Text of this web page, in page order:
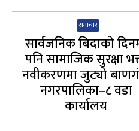
समाचार
सार्वजनिक बिदाको
पनि सामाजिक सुरक्षा
नवीकरणमा जुट्यो
नगरपालिका–८ वडा
कार्यालय